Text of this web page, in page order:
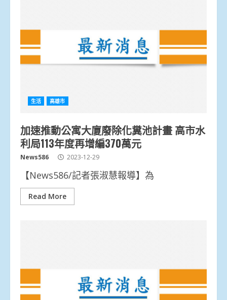
生活 高雄市
加速推動公寓大廈廢除化糞池計畫 高市水
利局113年度再增編370萬元
News586 2023-12-29
【News586/記者張淑慧報導】為
Read More